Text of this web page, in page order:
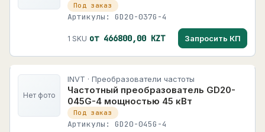
Под заказ
Артикулы: GD20-037G-4
1 SKU от 466800,00 KZT Запросить КП
Нет фото
INVT · Преобразователи частоты
Частотный преобразователь GD20-
045G-4 мощностью 45 кВт
Под заказ
Артикулы: GD20-045G-4